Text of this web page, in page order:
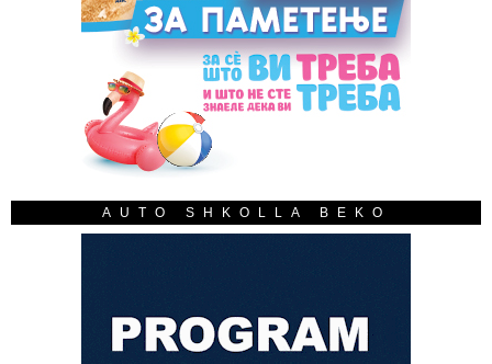
AUTO SHKOLLA BEKO